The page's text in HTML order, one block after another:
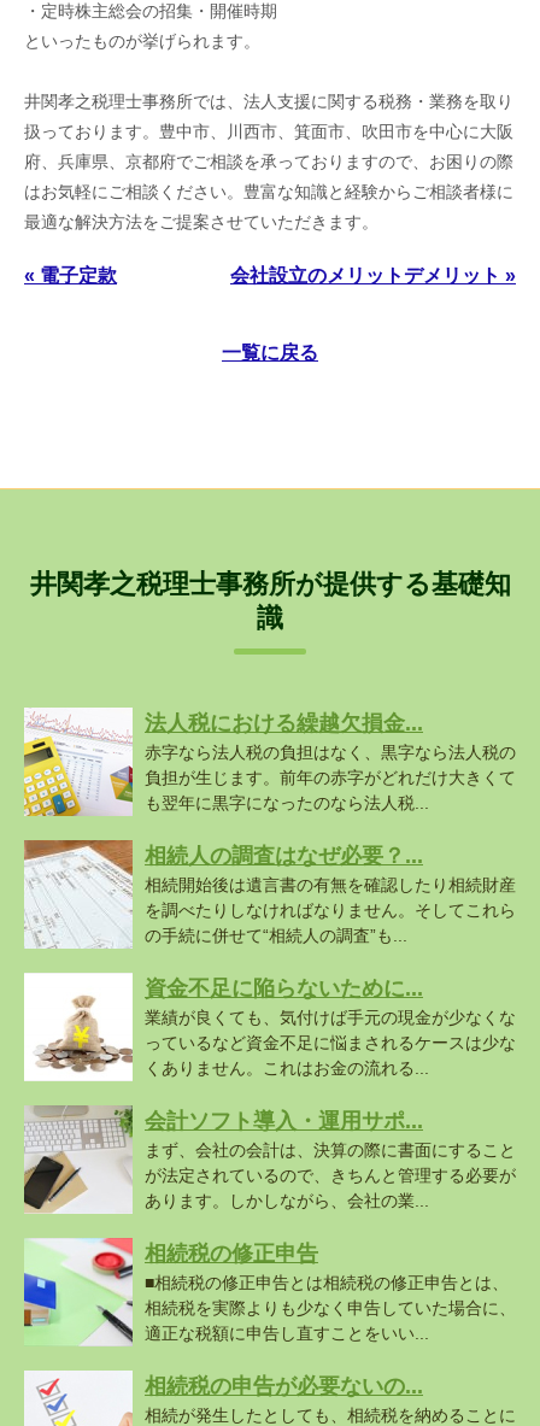
・定時株主総会の招集・開催時期
といったものが挙げられます。
井関孝之税理士事務所では、法人支援に関する税務・業務を取り
扱っております。豊中市、川西市、箕面市、吹田市を中心に大阪
府、兵庫県、京都府でご相談を承っておりますので、お困りの際
はお気軽にご相談ください。豊富な知識と経験からご相談者様に
最適な解決方法をご提案させていただきます。
« 電子定款 会社設立のメリットデメリット »
一覧に戻る
井関孝之税理士事務所が提供する基礎知
識
法人税における繰越欠損金...
赤字なら法人税の負担はなく、黒字なら法人税の
負担が生じます。前年の赤字がどれだけ大きくて
も翌年に黒字になったのなら法人税...
相続人の調査はなぜ必要？...
相続開始後は遺言書の有無を確認したり相続財産
を調べたりしなければなりません。そしてこれら
の手続に併せて“相続人の調査”も...
資金不足に陥らないために...
業績が良くても、気付けば手元の現金が少なくな
っているなど資金不足に悩まされるケースは少な
くありません。これはお金の流れる...
会計ソフト導入・運用サポ...
まず、会社の会計は、決算の際に書面にすること
が法定されているので、きちんと管理する必要が
あります。しかしながら、会社の業...
相続税の修正申告
■相続税の修正申告とは相続税の修正申告とは、
相続税を実際よりも少なく申告していた場合に、
適正な税額に申告し直すことをいい...
相続税の申告が必要ないの...
相続が発生したとしても、相続税を納めることに